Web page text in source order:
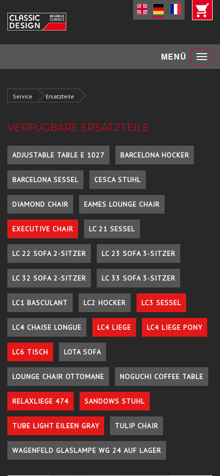
MENÜ Toggle
Service Ersatzteile
VERFÜGBARE ERSATZTEILE
ADJUSTABLE TABLE E 1027 BARCELONA HOCKER
BARCELONA SESSEL CESCA STUHL
DIAMOND CHAIR EAMES LOUNGE CHAIR
EXECUTIVE CHAIR LC 21 SESSEL
LC 22 SOFA 2-SITZER LC 23 SOFA 3-SITZER
LC 32 SOFA 2-SITZER LC 33 SOFA 3-SITZER
LC1 BASCULANT LC2 HOCKER LC3 SESSEL
LC4 CHAISE LONGUE LC4 LIEGE LC4 LIEGE PONY
LC6 TISCH LOTA SOFA
LOUNGE CHAIR OTTOMANE NOGUCHI COFFEE TABLE
RELAXLIEGE 474 SANDOWS STUHL
TUBE LIGHT EILEEN GRAY TULIP CHAIR
WAGENFELD GLASLAMPE WG 24 AUF LAGER